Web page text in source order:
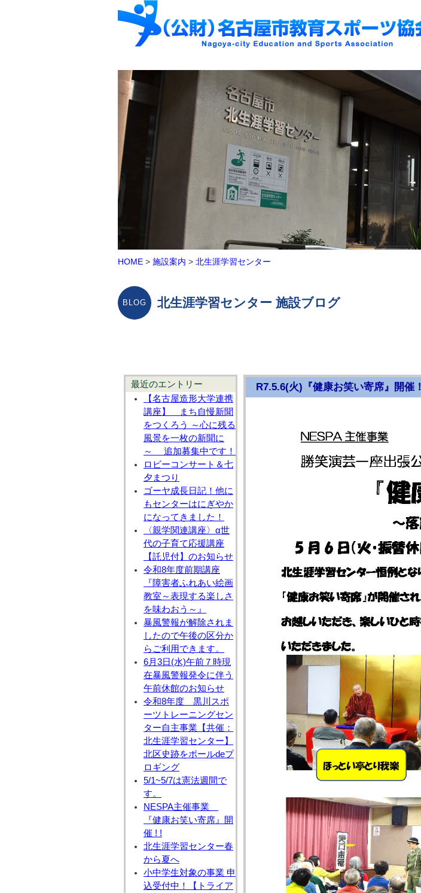
HOME > 施設案内 > 北生涯学習センター
北生涯学習センター 施設ブログ
最近のエントリー
【名古屋造形大学連携
講座】 まち自慢新聞
をつくろう ～心に残る
風景を一枚の新聞に
～ 追加募集中です！
ロビーコンサート＆七
夕まつり
ゴーヤ成長日記！他に
もセンターはにぎやか
になってきました！
〈親学関連講座〉α世
代の子育て応援講座
【託児付】のお知らせ
令和8年度前期講座
『障害者ふれあい絵画
教室～表現する楽しさ
を味わおう～』
暴風警報が解除されま
したので午後の区分か
らご利用できます。
6月3日(水)午前７時現
在暴風警報発令に伴う
午前休館のお知らせ
令和8年度 黒川スポ
ーツトレーニングセン
ター自主事業【共催：
北生涯学習センター】
北区史跡をポールdeプ
ロギング
5/1~5/7は憲法週間で
す。
NESPA主催事業
『健康お笑い寄席』開
催 ! !
北生涯学習センター春
から夏へ
小中学生対象の事業 申
込受付中！【トライア
R7.5.6(火)『健康お笑い寄席』開催！